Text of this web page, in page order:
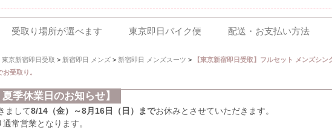
受取り場所が選べます 東京即日バイク便 配送・お支払い方法
東京新宿即日受取 > 新宿即日 メンズ> 新宿即日 メンズスーツ >
【東京新宿即日受取】フルセット メンズシ
受取り。
夏季休業日のお知らせ】
まして8/14（金）～8月16日（日）までお休みとさせていただきます。
常営業となります。